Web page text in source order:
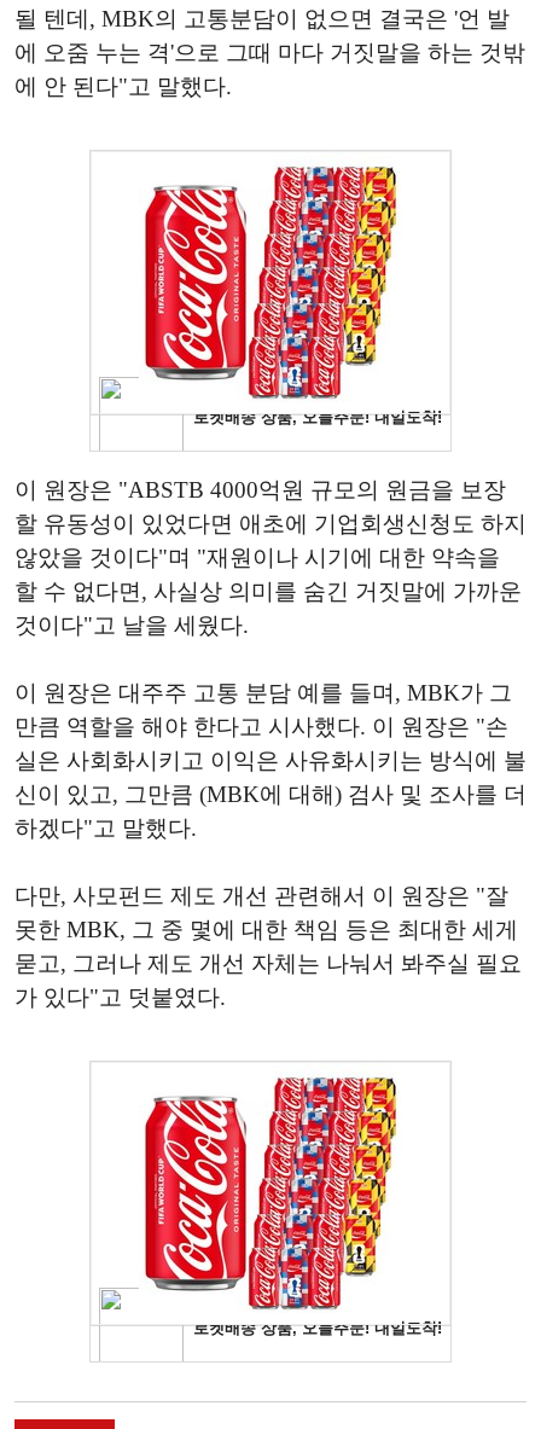
될 텐데, MBK의 고통분담이 없으면 결국은 '언 발
에 오줌 누는 격'으로 그때 마다 거짓말을 하는 것밖
에 안 된다"고 말했다.
이 원장은 "ABSTB 4000억원 규모의 원금을 보장
할 유동성이 있었다면 애초에 기업회생신청도 하지
않았을 것이다"며 "재원이나 시기에 대한 약속을
할 수 없다면, 사실상 의미를 숨긴 거짓말에 가까운
것이다"고 날을 세웠다.
이 원장은 대주주 고통 분담 예를 들며, MBK가 그
만큼 역할을 해야 한다고 시사했다. 이 원장은 "손
실은 사회화시키고 이익은 사유화시키는 방식에 불
신이 있고, 그만큼 (MBK에 대해) 검사 및 조사를 더
하겠다"고 말했다.
다만, 사모펀드 제도 개선 관련해서 이 원장은 "잘
못한 MBK, 그 중 몇에 대한 책임 등은 최대한 세게
묻고, 그러나 제도 개선 자체는 나눠서 봐주실 필요
가 있다"고 덧붙였다.